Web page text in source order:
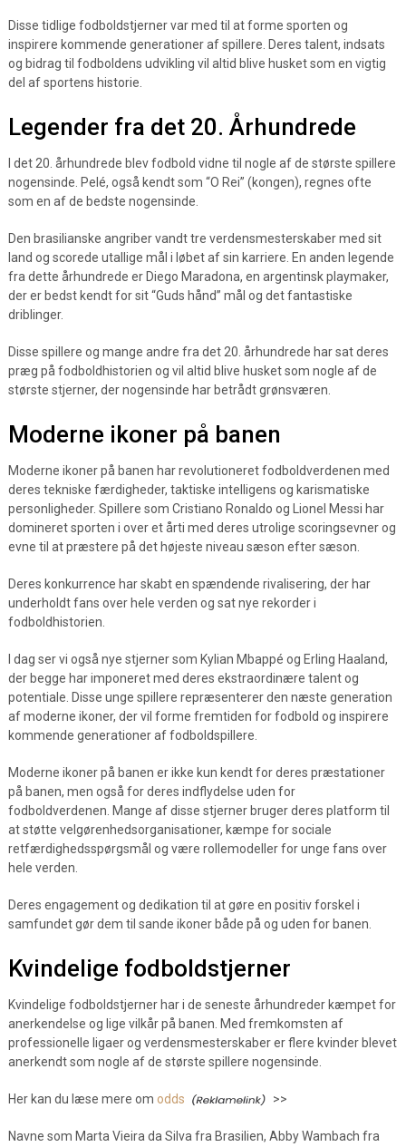
Disse tidlige fodboldstjerner var med til at forme sporten og
inspirere kommende generationer af spillere. Deres talent, indsats
og bidrag til fodboldens udvikling vil altid blive husket som en vigtig
del af sportens historie.
Legender fra det 20. Århundrede
I det 20. århundrede blev fodbold vidne til nogle af de største spillere
nogensinde. Pelé, også kendt som “O Rei” (kongen), regnes ofte
som en af de bedste nogensinde.
Den brasilianske angriber vandt tre verdensmesterskaber med sit
land og scorede utallige mål i løbet af sin karriere. En anden legende
fra dette århundrede er Diego Maradona, en argentinsk playmaker,
der er bedst kendt for sit “Guds hånd” mål og det fantastiske
driblinger.
Disse spillere og mange andre fra det 20. århundrede har sat deres
præg på fodboldhistorien og vil altid blive husket som nogle af de
største stjerner, der nogensinde har betrådt grønsværen.
Moderne ikoner på banen
Moderne ikoner på banen har revolutioneret fodboldverdenen med
deres tekniske færdigheder, taktiske intelligens og karismatiske
personligheder. Spillere som Cristiano Ronaldo og Lionel Messi har
domineret sporten i over et årti med deres utrolige scoringsevner og
evne til at præstere på det højeste niveau sæson efter sæson.
Deres konkurrence har skabt en spændende rivalisering, der har
underholdt fans over hele verden og sat nye rekorder i
fodboldhistorien.
I dag ser vi også nye stjerner som Kylian Mbappé og Erling Haaland,
der begge har imponeret med deres ekstraordinære talent og
potentiale. Disse unge spillere repræsenterer den næste generation
af moderne ikoner, der vil forme fremtiden for fodbold og inspirere
kommende generationer af fodboldspillere.
Moderne ikoner på banen er ikke kun kendt for deres præstationer
på banen, men også for deres indflydelse uden for
fodboldverdenen. Mange af disse stjerner bruger deres platform til
at støtte velgørenhedsorganisationer, kæmpe for sociale
retfærdighedsspørgsmål og være rollemodeller for unge fans over
hele verden.
Deres engagement og dedikation til at gøre en positiv forskel i
samfundet gør dem til sande ikoner både på og uden for banen.
Kvindelige fodboldstjerner
Kvindelige fodboldstjerner har i de seneste århundreder kæmpet for
anerkendelse og lige vilkår på banen. Med fremkomsten af
professionelle ligaer og verdensmesterskaber er flere kvinder blevet
anerkendt som nogle af de største spillere nogensinde.
Her kan du læse mere om odds >>
Navne som Marta Vieira da Silva fra Brasilien, Abby Wambach fra